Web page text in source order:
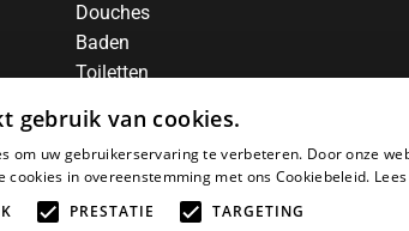
Douches
Baden
Toiletten
Spiegels
Wastafels
Badkamermeubelen
Accessoires
gebruik van cookies.
om uw gebruikerservaring te verbeteren. Door onze
cookies in overeenstemming met ons Cookiebeleid.
PRESTATIE TARGETING